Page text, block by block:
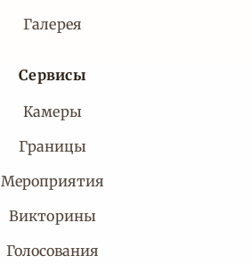
Галерея
Сервисы
Камеры
Границы
Мероприятия
Викторины
Голосования